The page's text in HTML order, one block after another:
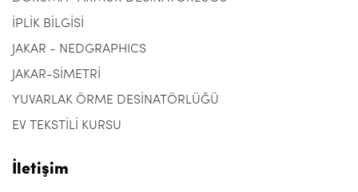
İPLİK BİLGİSİ
JAKAR - NEDGRAPHICS
JAKAR-SİMETRİ
YUVARLAK ÖRME DESİNATÖRLÜĞÜ
EV TEKSTİLİ KURSU
İletişim